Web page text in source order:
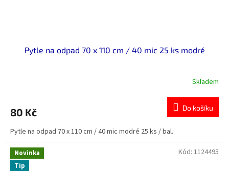
Pytle na odpad 70 x 110 cm / 40 mic 25 ks modré
Skladem
80 Kč Do košíku
Pytle na odpad 70 x 110 cm / 40 mic modré 25 ks / bal.
Novinka
Tip
Kód: 1124495